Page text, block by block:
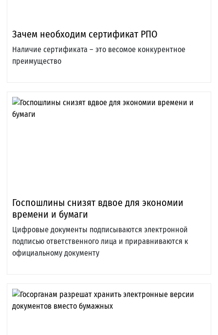
Зачем необходим сертификат РПО
Наличие сертификата – это весомое конкурентное
преимущество
Госпошлины снизят вдвое для экономии
времени и бумаги
Цифровые документы подписываются электронной
подписью ответственного лица и приравниваются к
официальному документу